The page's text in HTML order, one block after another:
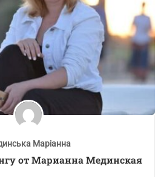
Маріанна
от Марианна Мединская